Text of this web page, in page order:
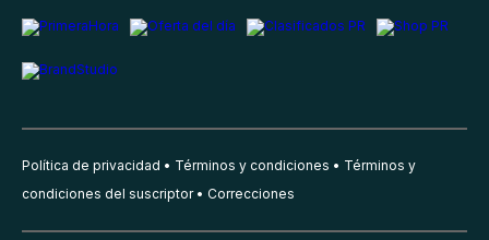
Política de privacidad Términos y condiciones
Términos y
condiciones del suscriptor
Correcciones